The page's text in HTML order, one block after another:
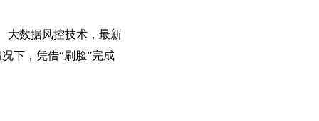
大数据风控技术，最新
下，凭借“刷脸”完成